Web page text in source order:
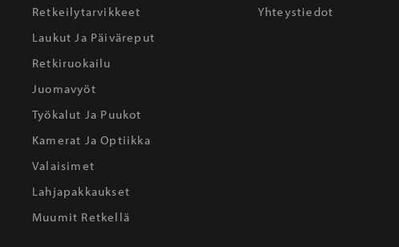
Retkeilytarvikkeet
Laukut Ja Päiväreput
Retkiruokailu
Juomavyöt
Työkalut Ja Puukot
Kamerat Ja Optiikka
Valaisimet
Lahjapakkaukset
Muumit Retkellä
Yhteystiedot